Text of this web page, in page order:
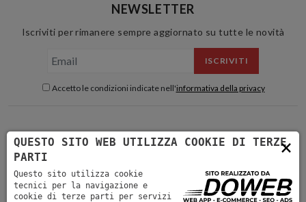
NEWSLETTER
Iscriviti per rimanere sempre aggiornato su tutte le novità
ISCRIVITI
Accetto le condizioni indicate nell'informativa della privacy
×
QUESTO SITO WEB UTILIZZA COOKIE DI TERZE
PARTI
Questo sito utilizza cookie
tecnici per la navigazione e
cookie di terze parti per servizi